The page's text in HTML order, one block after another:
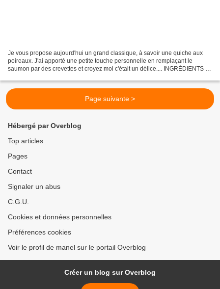
Je vous propose aujourd'hui un grand classique, à savoir une quiche aux
poireaux. J'ai apporté une petite touche personnelle en remplaçant le
saumon par des crevettes et croyez moi c'était un délice.... INGRÉDIENTS ; 1
Page suivante >
Hébergé par Overblog
Top articles
Pages
Contact
Signaler un abus
C.G.U.
Cookies et données personnelles
Préférences cookies
Voir le profil de manel sur le portail Overblog
Créer un blog sur Overblog